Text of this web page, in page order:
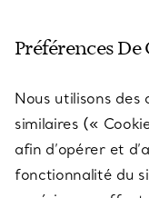
SERVICES
À PROPOS
Préférences De
Nous utilisons des
similaires («
afin d’opérer et
fonctionnalité du